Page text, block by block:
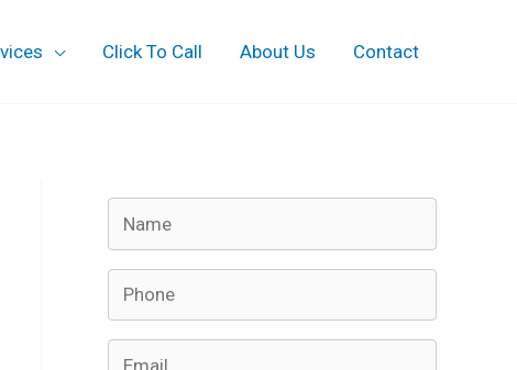
Click To Call About Us Contact